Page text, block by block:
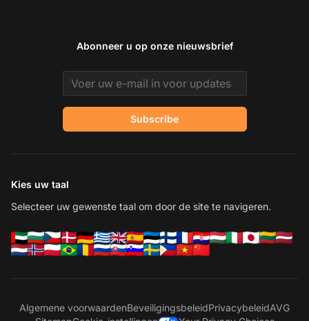
Abonneer u op onze nieuwsbrief
Email address
Subscribe
Kies uw taal
Selecteer uw gewenste taal om door de site te navigeren.
Algemene voorwaardenBeveiligingsbeleidPrivacybeleidAVG